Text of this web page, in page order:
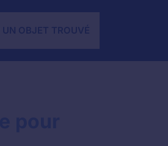
UN OBJET TROUVÉ